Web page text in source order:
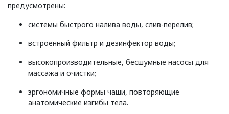
предусмотрены:
системы быстрого налива воды, слив-перелив;
встроенный фильтр и дезинфектор воды;
высокопроизводительные, бесшумные насосы для
массажа и очистки;
эргономичные формы чаши, повторяющие
анатомические изгибы тела.